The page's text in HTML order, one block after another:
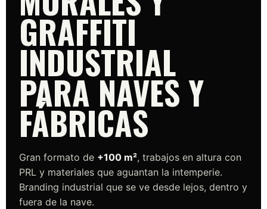
GRAFFITI
INDUSTRIAL
PARA NAVES Y
FÁBRICAS
Gran formato de +100 m², trabajos en altura con
PRL y materiales que aguantan la intemperie.
Branding industrial que se ve desde lejos, dentro y
fuera de la nave.